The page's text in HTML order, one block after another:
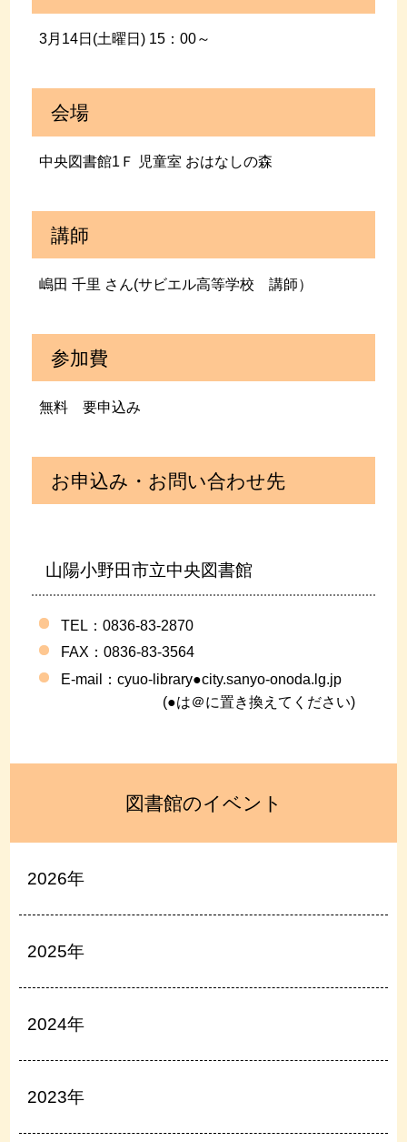
3月14日(土曜日) 15：00～
会場
中央図書館1Ｆ 児童室 おはなしの森
講師
嶋田 千里 さん(サビエル高等学校 講師）
参加費
無料 要申込み
お申込み・お問い合わせ先
山陽小野田市立中央図書館
TEL：0836-83-2870
FAX ：0836-83-3564
E-mail：cyuo-library●city.sanyo-onoda.lg.jp
(●は＠に置き換えてください)
図書館のイベント
2026年
2025年
2024年
2023年